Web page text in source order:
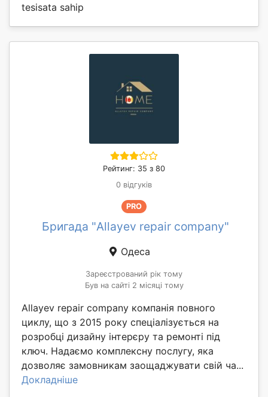
tesisata sahip
Рейтинг: 35 з 80
0 відгуків
PRO
Бригада "Allayev repair company"
Одеса
Зареєстрований рік тому
Був на сайті 2 місяці тому
Allayev repair company компанія повного
циклу, що з 2015 року спеціалізується на
розробці дизайну інтерєру та ремонті під
ключ. Надаємо комплексну послугу, яка
дозволяє замовникам заощаджувати свій ча...
Докладніше